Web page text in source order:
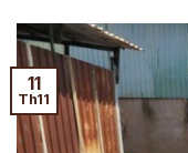
11
Th11